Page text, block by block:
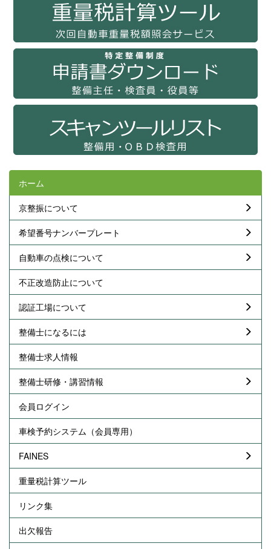
ホーム
京整振について
希望番号ナンバープレート
自動車の点検について
不正改造防止について
認証工場について
整備士になるには
整備士求人情報
整備士研修・講習情報
会員ログイン
車検予約システム（会員専用）
FAINES
重量税計算ツール
リンク集
出欠報告